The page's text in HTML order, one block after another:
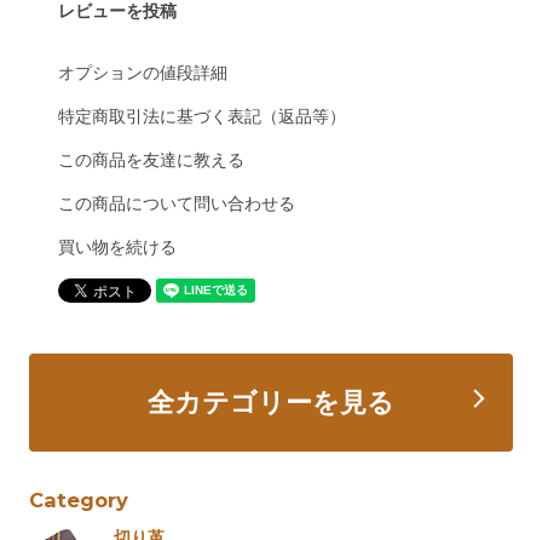
レビューを投稿
オプションの値段詳細
特定商取引法に基づく表記（返品等）
この商品を友達に教える
この商品について問い合わせる
買い物を続ける
全カテゴリーを見る
Category